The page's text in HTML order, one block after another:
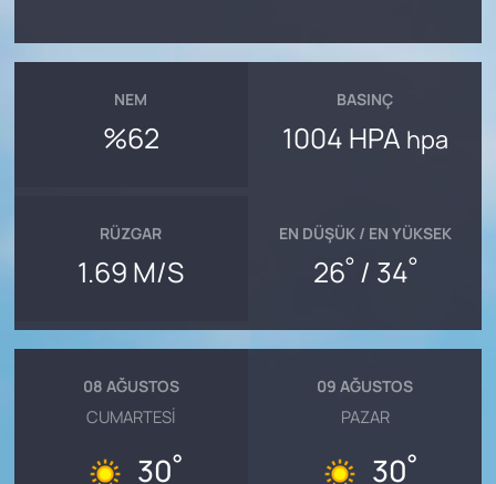
NEM
%62
BASINÇ
1004 HPA hpa
RÜZGAR
1.69 M/S
EN DÜŞÜK / EN YÜKSEK
26°/ 34°
08 AĞUSTOS
CUMARTESI
30°
09 AĞUSTOS
PAZAR
30°